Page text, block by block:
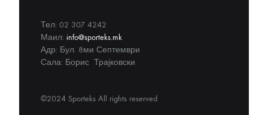
Тел: 02 307 4242
Маил: info@sporteks.mk
Адр: Бул. 8ми Септември
Сала: Борис Трајковски
©2024 Sporteks All rights reserved